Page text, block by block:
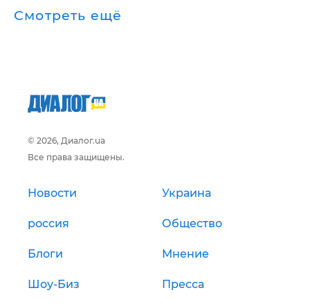
Смотреть ещё
© 2026, Диалог.ua
Все права защищены.
Новости Украина
россия Общество
Блоги Мнение
Шоу-Биз Пресса